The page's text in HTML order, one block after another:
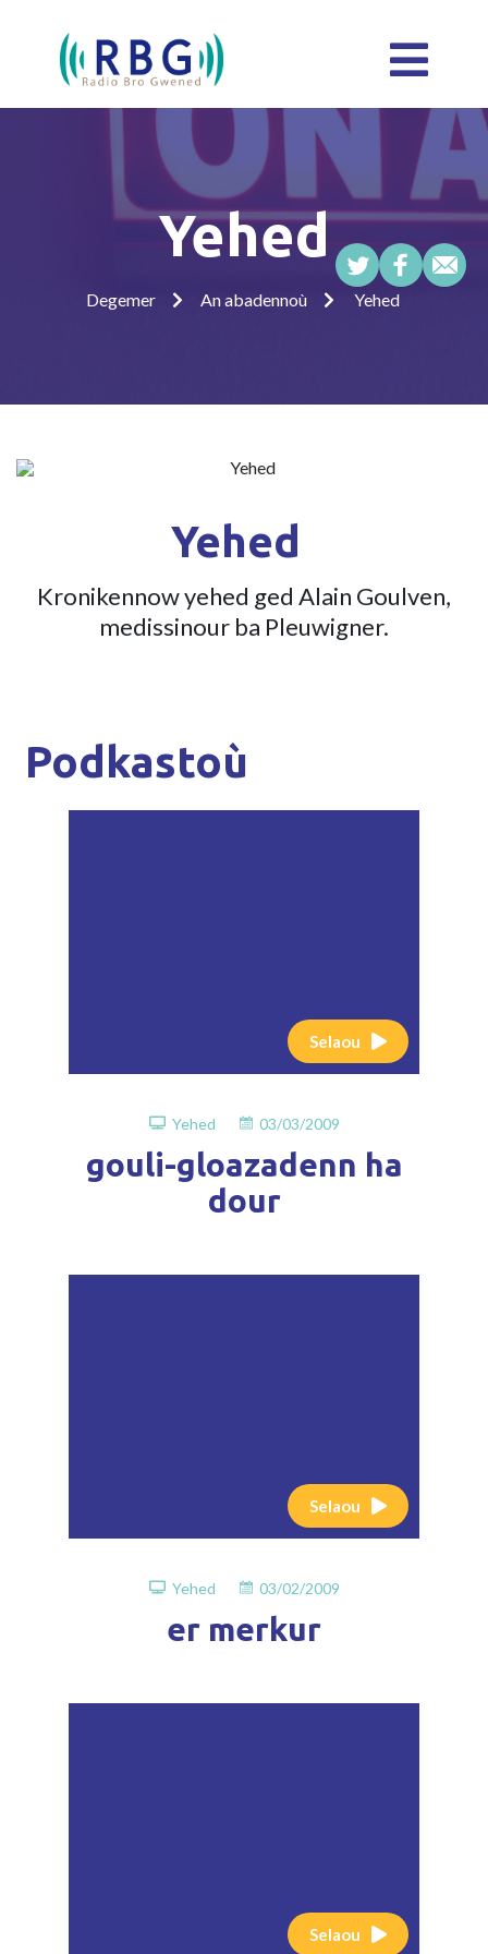
Yehed
Degemer An abadennoù Yehed
Yehed
Kronikennow yehed ged Alain Goulven,
medissinour ba Pleuwigner.
Podkastoù
Selaou
Yehed 03/03/2009
gouli-gloazadenn ha
dour
Selaou
Yehed 03/02/2009
er merkur
Selaou